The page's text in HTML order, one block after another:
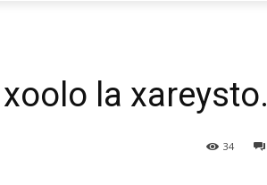
la xareysto.
34